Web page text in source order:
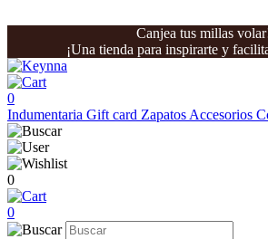
Canjea tus millas
¡Una tienda para inspirarte y
0
Indumentaria Gift card Zapatos Accesorios
0
0